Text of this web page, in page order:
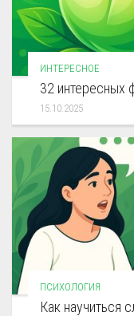
ИНТЕРЕСНОЕ
32 интересных
15.10.2025
ПСИХОЛОГИЯ
Как научиться